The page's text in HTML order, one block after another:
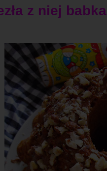
z niej